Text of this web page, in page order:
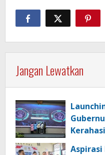
Jangan Lewatkan
Aspirasi